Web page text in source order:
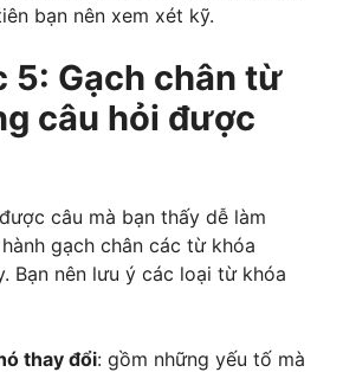
bạn nên xem xét kỹ.
5: Gạch chân từ
câu hỏi được
câu mà bạn thấy dễ làm
gạch chân các từ khóa
Bạn nên lưu ý các loại từ khóa
thay đổi: gồm những yếu tố mà